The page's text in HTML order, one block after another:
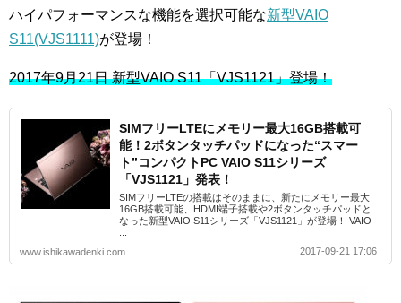
ハイパフォーマンスな機能を選択可能な新型VAIO
S11(VJS1111)が登場！
2017年9月21日 新型VAIO S11「VJS1121」登場！
SIMフリーLTEにメモリー最大16GB搭載可
能！2ボタンタッチパッドになった“スマー
ト”コンパクトPC VAIO S11シリーズ
「VJS1121」発表！
SIMフリーLTEの搭載はそのままに、新たにメモリー最大
16GB搭載可能、HDMI端子搭載や2ボタンタッチパッドと
なった新型VAIO S11シリーズ「VJS1121」が登場！ VAIO
www.ishikawadenki.com
2017-09-21 17:06